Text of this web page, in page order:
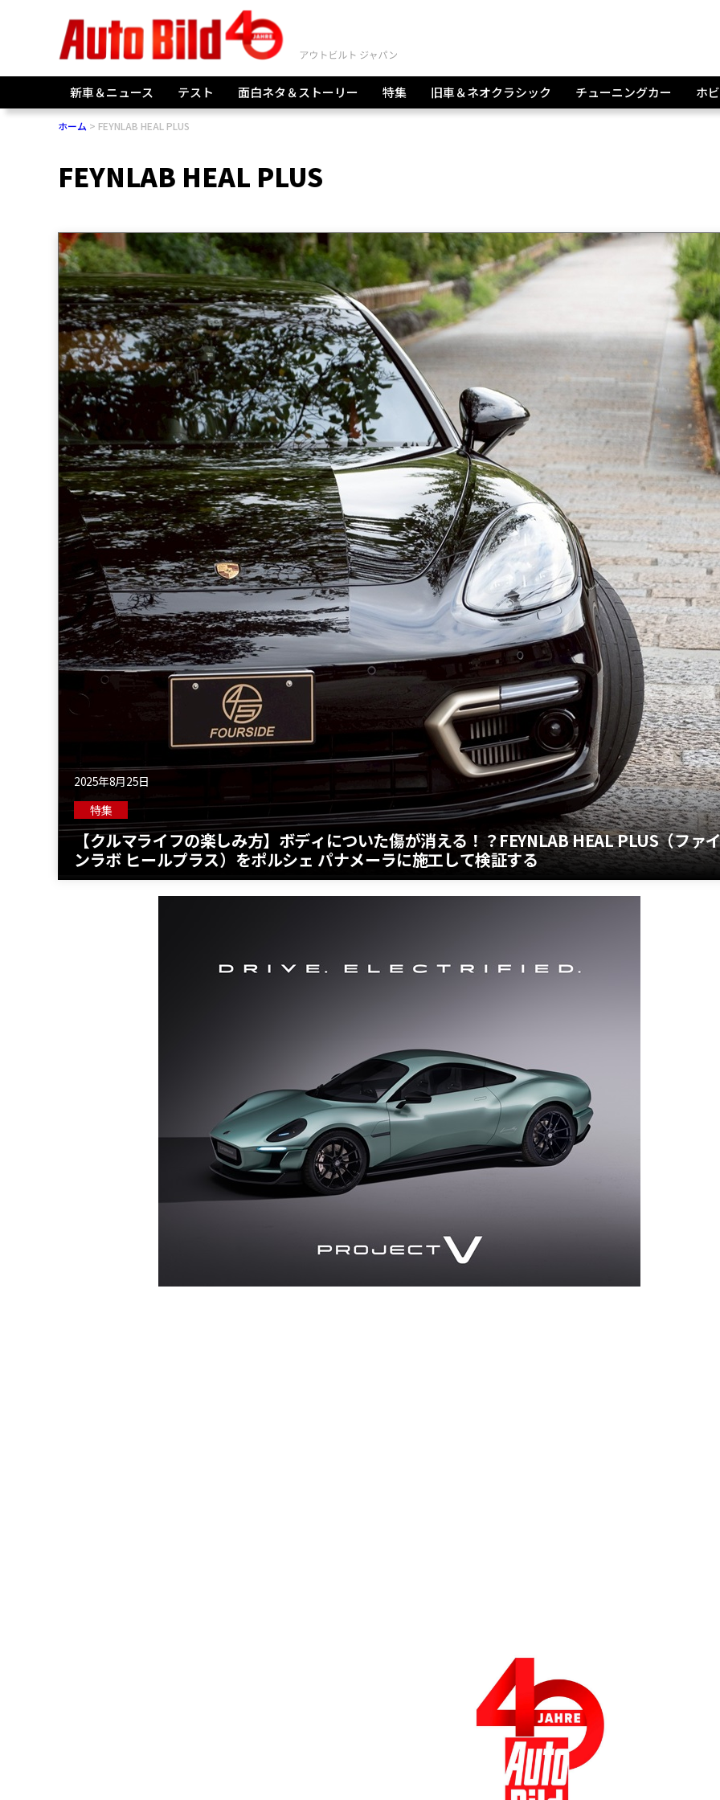
新車＆ニュース テスト 面白ネタ＆ストーリー 特集 旧車＆ネオクラシック チューニングカー ホ
ホーム FEYNLAB HEAL PLUS
FEYNLAB HEAL PLUS
2025年8月25日
特集
【クルマライフの楽しみ方】ボディについた傷が消える！？FEYNLAB HEAL PLUS（ファ
ンラボ ヒールプラス）をポルシェ パナメーラに施工して検証する